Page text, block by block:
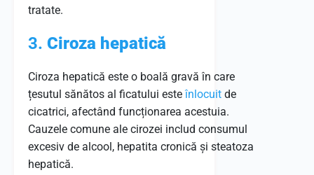
tratate.
3. Ciroza hepatică
Ciroza hepatică este o boală gravă în care
țesutul sănătos al ficatului esteînlocuit de
cicatrici, afectând funcționarea acestuia.
Cauzele comune ale cirozei includ consumul
excesiv de alcool, hepatita cronică și steatoza
hepatică.